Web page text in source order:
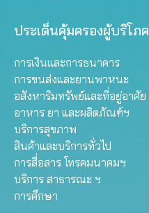
ประเด็นคุ้มครองผู้บริโภค
การเงินและการธนาคาร
การขนส่งและยานพาหนะ
อสังหาริมทรัพย์และที่อยู่อาศัย
อาหาร ยา และผลิตภัณฑ์ฯ
บริการสุขภาพ
สินค้าและบริการทั่วไป
การสื่อสาร โทรคมนาคมฯ
บริการ สาธารณะ ฯ
การศึกษา